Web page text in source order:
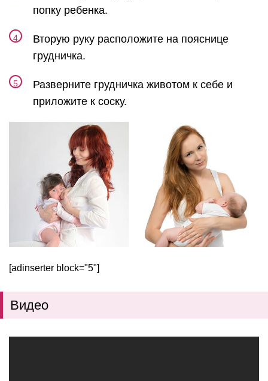
попку ребенка.
Вторую руку расположите на пояснице
грудничка.
Разверните грудничка животом к себе и
приложите к соску.
[adinserter block="5"]
Видео